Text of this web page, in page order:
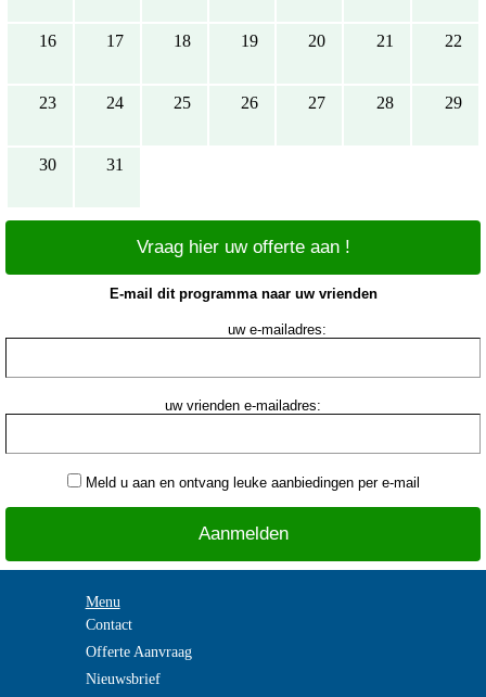
16 17 18 19 20 21 22
23 24 25 26 27 28 29
30 31
Vraag hier uw offerte aan !
E-mail dit programma naar uw vrienden
uw e-mailadres:
uw vrienden e-mailadres:
Meld u aan en ontvang leuke aanbiedingen per e-mail
Menu
Contact
Offerte Aanvraag
Nieuwsbrief